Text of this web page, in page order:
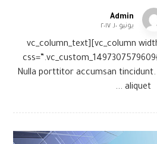
Admin
يونيو ١٠, ٢٠١٧
[vc_row 0=””][vc_column width=”1/3″][vc_column_text
!important;}”]Nulla porttitor accumsan
aliquet ...